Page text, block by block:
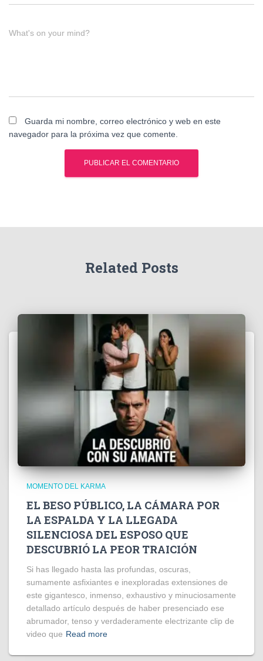
What's on your mind?
Guarda mi nombre, correo electrónico y web en este
navegador para la próxima vez que comente.
Related Posts
MOMENTO DEL KARMA
EL BESO PÚBLICO, LA CÁMARA POR
LA ESPALDA Y LA LLEGADA
SILENCIOSA DEL ESPOSO QUE
DESCUBRIÓ LA PEOR TRAICIÓN
Si has llegado hasta las profundas, oscuras,
sumamente asfixiantes e inexploradas extensiones de
este gigantesco, inmenso, exhaustivo y minuciosamente
detallado artículo después de haber presenciado ese
abrumador, tenso y verdaderamente electrizante clip de
video que Read more